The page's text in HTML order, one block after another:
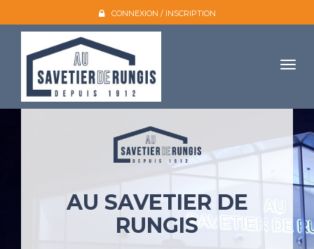
CONNEXION / INSCRIPTION
L'entreprise
Nos produits
Galerie photo
Atelier broderie
AU SAVETIER DE
RUNGIS